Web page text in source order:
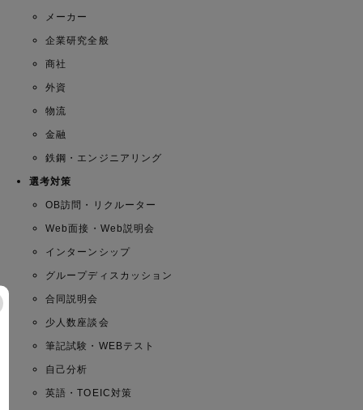
メーカー
企業研究全般
商社
外資
物流
金融
鉄鋼・エンジニアリング
選考対策
OB訪問・リクルーター
Web面接・Web説明会
インターンシップ
グループディスカッション
合同説明会
少人数座談会
筆記試験・WEBテスト
自己分析
英語・TOEIC対策